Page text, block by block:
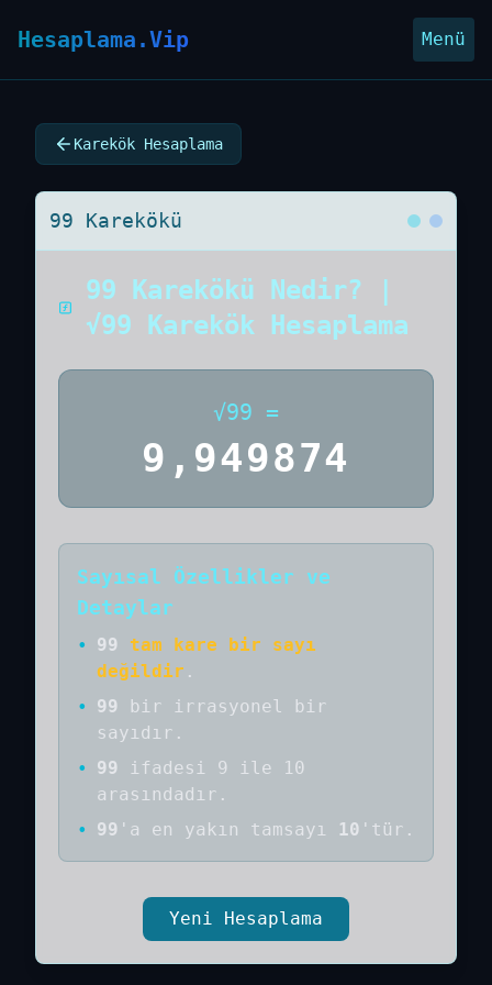
Hesaplama.Vip Menü
Karekök Hesaplama
99 Karekökü
99 Karekökü Nedir? |
√99 Karekök Hesaplama
√99 =
9,949874
Sayısal Özellikler ve
Detaylar
• 99
tam kare bir sayı
değildir .
•
99 bir
irrasyonel bir
sayıdır .
•
99
ifadesi 9 ile 10
arasındadır.
•
99 'a en yakın tamsayı 10 'tür.
Yeni Hesaplama